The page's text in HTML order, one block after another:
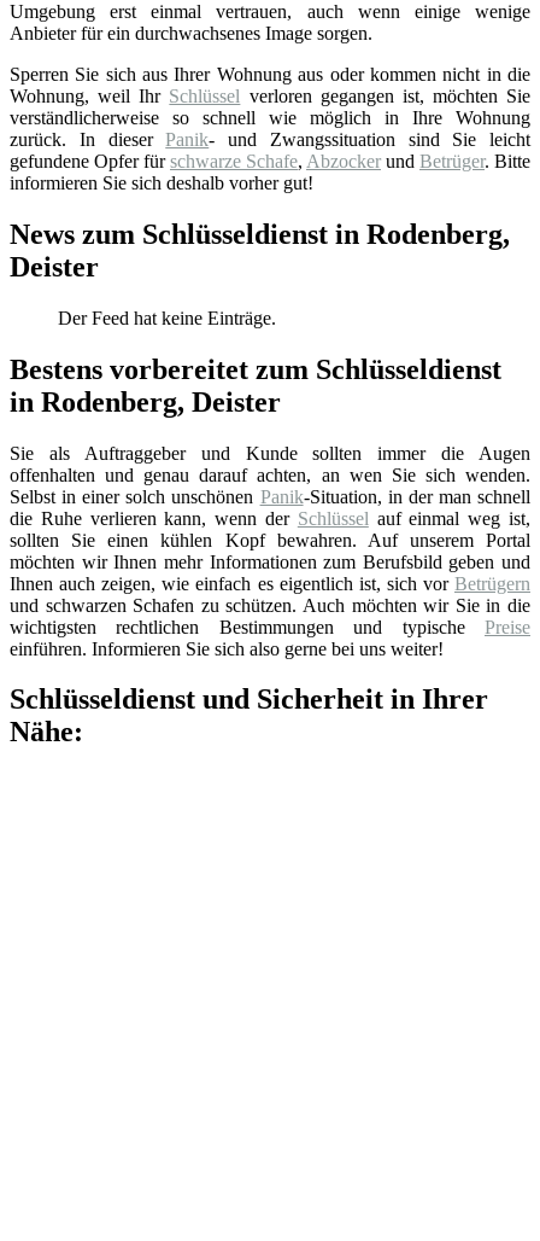
Umgebung erst einmal vertrauen, auch wenn einige wenige
Anbieter für ein durchwachsenes Image sorgen.
Sperren Sie sich aus Ihrer Wohnung aus oder kommen nicht in die
Wohnung, weil Ihr Schlüssel verloren gegangen ist, möchten Sie
verständlicherweise so schnell wie möglich in Ihre Wohnung
zurück. In dieserPanik- und Zwangssituation sind Sie leicht
gefundene Opfer fürschwarze Schafe, Abzocker und Betrüger. Bitte
informieren Sie sich deshalb vorher gut!
News zum Schlüsseldienst in Rodenberg,
Deister
Der Feed hat keine Einträge.
Bestens vorbereitet zum Schlüsseldienst
in Rodenberg, Deister
Sie als Auftraggeber und Kunde sollten immer die Augen
offenhalten und genau darauf achten, an wen Sie sich wenden.
Selbst in einer solch unschönen Panik-Situation, in der man schnell
die Ruhe verlieren kann, wenn der Schlüssel auf einmal weg ist,
sollten Sie einen kühlen Kopf bewahren. Auf unserem Portal
möchten wir Ihnen mehr Informationen zum Berufsbild geben und
Ihnen auch zeigen, wie einfach es eigentlich ist, sich vor Betrügern
und schwarzen Schafen zu schützen. Auch möchten wir Sie in die
wichtigsten rechtlichen Bestimmungen und typische Preise
einführen. Informieren Sie sich also gerne bei uns weiter!
Schlüsseldienst und Sicherheit in Ihrer
Nähe: